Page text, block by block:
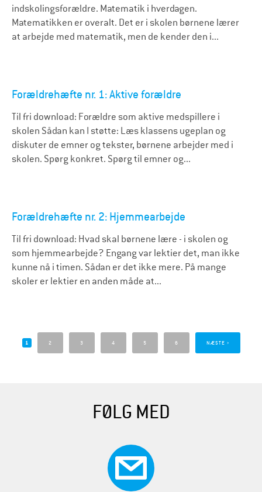
indskolingsforældre. Matematik i hverdagen.
Matematikken er overalt. Det er i skolen børnene lærer
at arbejde med matematik, men de kender den i...
Forældrehæfte nr. 1: Aktive forældre
Til fri download: Forældre som aktive medspillere i
skolen Sådan kan I støtte: Læs klassens ugeplan og
diskuter de emner og tekster, børnene arbejder med i
skolen. Spørg konkret. Spørg til emner og...
Forældrehæfte nr. 2: Hjemmearbejde
Til fri download: Hvad skal børnene lære - i skolen og
som hjemmearbejde? Engang var lektier det, man ikke
kunne nå i timen. Sådan er det ikke mere. På mange
skoler er lektier en anden måde at...
1 2 3 4 5 6 NÆSTE ›
FØLG MED